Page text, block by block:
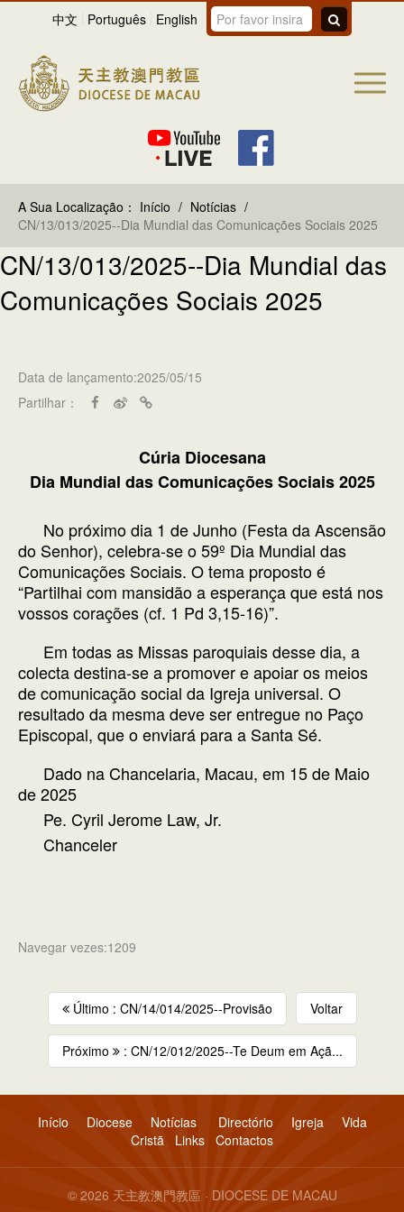
中文 Português English
A Sua Localização： Início / Notícias /
CN/13/013/2025--Dia Mundial das Comunicações Sociais 2025
CN/13/013/2025--Dia Mundial das
Comunicações Sociais 2025
Data de lançamento:2025/05/15
Partilhar：
Cúria Diocesana
Dia Mundial das Comunicações Sociais 2025
No próximo dia 1 de Junho (Festa da Ascensão
do Senhor), celebra-se o 59º Dia Mundial das
Comunicações Sociais. O tema proposto é
“Partilhai com mansidão a esperança que está nos
vossos corações (cf. 1 Pd 3,15-16)”.
Em todas as Missas paroquiais desse dia, a
colecta destina-se a promover e apoiar os meios
de comunicação social da Igreja universal. O
resultado da mesma deve ser entregue no Paço
Episcopal, que o enviará para a Santa Sé.
Dado na Chancelaria, Macau, em 15 de Maio
de 2025
Pe. Cyril Jerome Law, Jr.
Chanceler
Navegar vezes:1209
Último : CN/14/014/2025--Provisão Voltar
Próximo : CN/12/012/2025--Te Deum em Açã...
Início Diocese Notícias Directório Igreja
Vida
Cristã
Links Contactos
© 2026 天主教澳門教區 · DIOCESE DE MACAU